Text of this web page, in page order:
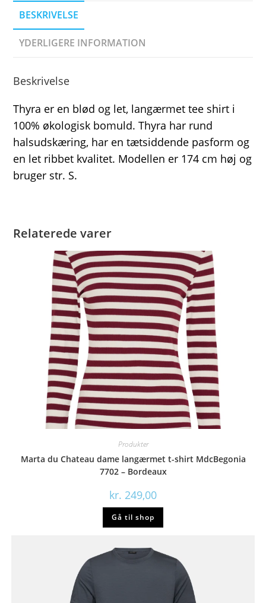
BESKRIVELSE
YDERLIGERE INFORMATION
Beskrivelse
Thyra er en blød og let, langærmet tee shirt i
100% økologisk bomuld. Thyra har rund
halsudskæring, har en tætsiddende pasform og
en let ribbet kvalitet. Modellen er 174 cm høj og
bruger str. S.
Relaterede varer
Produkter
Marta du Chateau dame langærmet t-shirt MdcBegonia
7702 – Bordeaux
kr. 249,00
Gå til shop